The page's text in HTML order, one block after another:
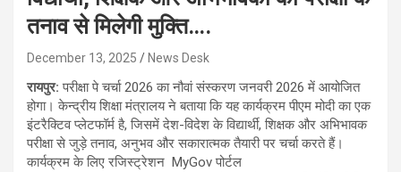
तनाव से मिलेगी मुक्ति….
December 13, 2025 News Desk
रायपुर:परीक्षा पे चर्चा 2026 का नौवां संस्करण जनवरी 2026 में आयोजित
होगा। केन्द्रीय शिक्षा मंत्रालय ने बताया कि यह कार्यक्रम पीएम मोदी का एक
इंटरैक्टिव प्लेटफॉर्म है, जिसमें देश-विदेश के विद्यार्थी, शिक्षक और अभिभावक
परीक्षा से जुड़े तनाव, अनुभव और सकारात्मक तैयारी पर चर्चा करते हैं।
कार्यक्रम के लिए रजिस्ट्रेशन MyGov पोर्टल